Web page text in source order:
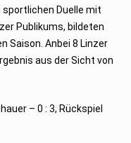
Duelle mit
Publikums, bildeten
Saison. Anbei 8 Linzer
aus der Sicht von
– 0 : 3, Rückspiel